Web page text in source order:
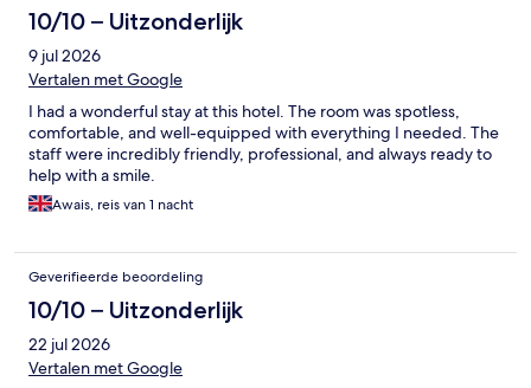
10/10 – Uitzonderlijk
9 jul 2026
Vertalen met Google
I had a wonderful stay at this hotel. The room was spotless,
comfortable, and well-equipped with everything I needed. The
staff were incredibly friendly, professional, and always ready to
help with a smile.
Awais, reis van 1 nacht
Geverifieerde beoordeling
10/10 – Uitzonderlijk
22 jul 2026
Vertalen met Google